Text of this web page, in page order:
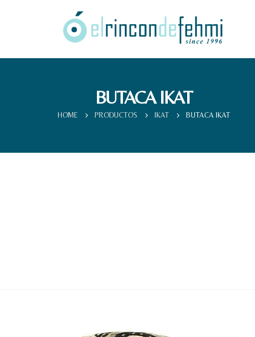
BUTACA IKAT
HOME PRODUCTOS IKAT BUTACA IKAT